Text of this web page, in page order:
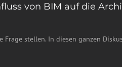
von BIM auf die
stellen. In diesen ganzen